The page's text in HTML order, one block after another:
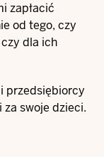
zapłacić
od tego, czy
dla ich
przedsiębiorcy
za swoje dzieci.